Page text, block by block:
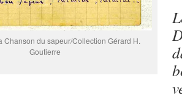
Chanson du sapeur/Collection Gérard H.
Goutierre